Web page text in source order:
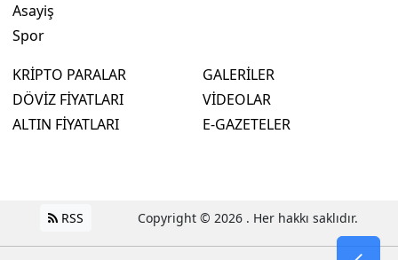
Asayiş
Spor
KRİPTO PARALAR
DÖVİZ FİYATLARI
ALTIN FİYATLARI
GALERİLER
VİDEOLAR
E-GAZETELER
RSS Copyright © 2026 . Her hakkı saklıdır.